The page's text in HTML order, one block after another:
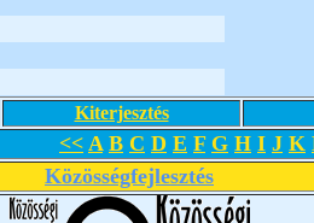
Kiterjesztés
<< A B C D E F G H I J K
Közösségfejlesztés